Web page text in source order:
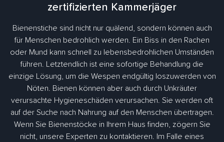
zertifizierten Kammerjäger
Bienenstiche sind nicht nur quälend, sondern können auch
für Menschen bedrohlich werden. Ein Biss in den Rachen
oder Mund kann schnell zu lebensbedrohlichen Umständen
führen. Letztendlich ist eine sofortige Behandlung die
einzige Lösung, um die Wespen endgültig loszuwerden von
Nöten. Bienen können aber auch durch Unkräuter
verursachte Hygieneschäden verursachen. Sie werden oft
auf der Suche nach Nahrung auf den Menschen übertragen.
Wenn Sie Bienenstöcke in Ihrem Haus finden, zögern Sie
nicht, unsere Experten zu kontaktieren. Im Falle eines